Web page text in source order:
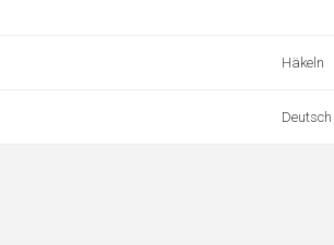
Häkeln
Deutsch